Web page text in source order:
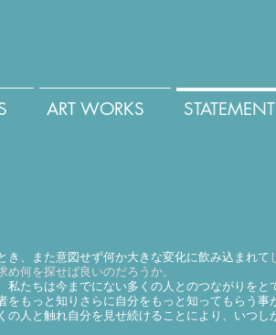
ART WORKS STATEMENT
、また意図せず何か大きな変化に飲み込まれて
何を探せば良いのだろうか。
たちは今までにない多くの人とのつながりをと
をもっと知りさらに自分をもっと知ってもらう事
の人と触れ自分を見せ続けることにより、いつし